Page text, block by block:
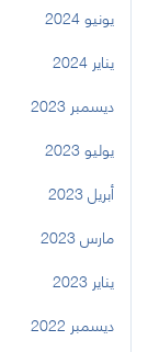
يونيو 2024
يناير 2024
ديسمبر 2023
يوليو 2023
أبريل 2023
مارس 2023
يناير 2023
ديسمبر 2022